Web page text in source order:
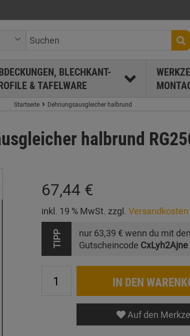
BLECHKANT-
& TAFELWARE
Startseite Dehnungsausgleicher halbrund
halbrund
67,44 €
inkl. 19 % MwSt. zzgl. Versandkosten
TIPP nur 63,39 € wenn du mit
Gutscheincode CxLyh2Ajne
IN DEN
Auf den